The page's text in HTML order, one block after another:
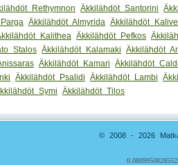
Rethymnon Äkkilähdöt Santorini
Äkkilähdöt Almyrida Äkkilähdöt
Kalithea Äkkilähdöt Pefkos
Stalos Äkkilähdöt Kalamaki Äkkilähdöt
Äkkilähdöt Kamari Äkkilähdöt
Äkkilähdöt Psalidi Äkkilähdöt Lambi
Symi Äkkilähdöt Tilos
© 2008 - 2026